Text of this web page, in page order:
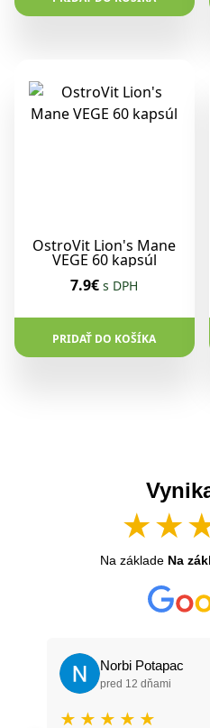
OstroVit Lion's Mane
VEGE 60 kapsúl
7.9€ s DPH
PRIDAŤ DO KOŠÍKA
★★
Na základe Na
Norbi Potapac
pred 12 dňami
★ ★ ★ ★ ★